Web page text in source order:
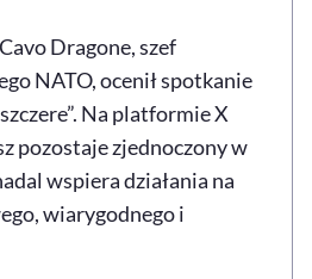
Dragone, szef
NATO, ocenił spotkanie
Na platformie X
pozostaje zjednoczony w
wspiera działania na
wiarygodnego i